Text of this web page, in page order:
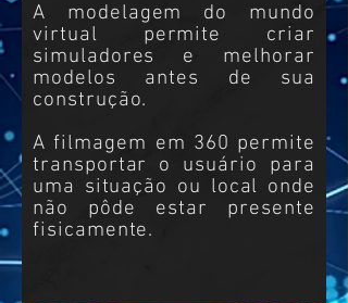
A modelagem do mundo
virtual permite criar
simuladores e melhorar
modelos antes de sua
construção.
A filmagem em 360 permite
transportar o usuário para
uma situação ou local onde
não pôde estar presente
fisicamente.